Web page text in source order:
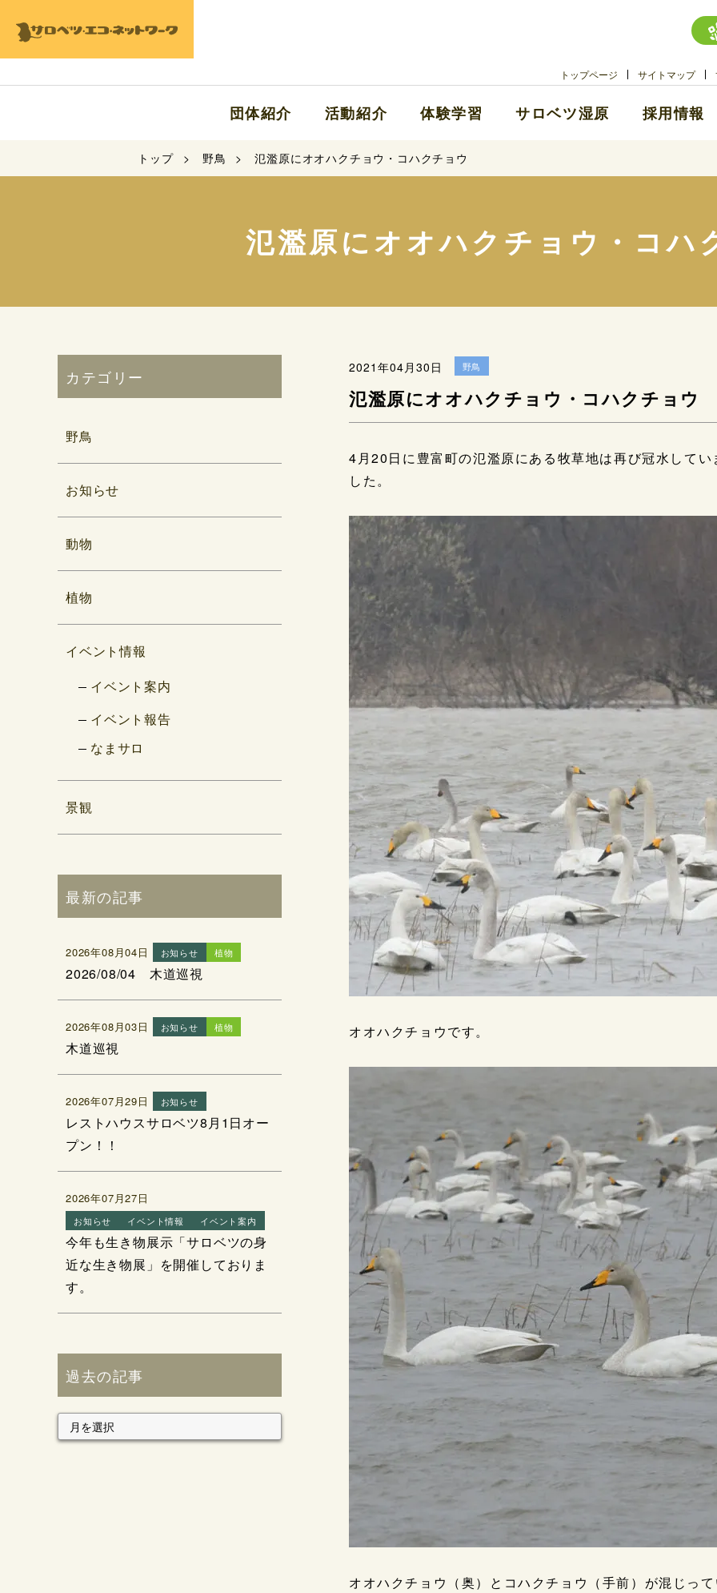
トップページ サイトマップ
団体紹介 活動紹介 体験学習 サロベツ湿原 採用情報
トップ 野鳥 氾濫原にオオハクチョウ・コハクチョウ
氾濫原にオオハクチョウ・コハ
2021年04月30日 野鳥
氾濫原にオオハクチョウ・コハクチョウ
4月20日に豊富町の氾濫原にある牧草地は再び冠水して
した。
オオハクチョウです。
オオハクチョウ（奥）とコハクチョウ（手前）が混じっ
カテゴリー
野鳥
お知らせ
動物
植物
イベント情報
イベント案内
イベント報告
なまサロ
景観
最新の記事
2026年08月04日 お知らせ 植物
2026/08/04 木道巡視
2026年08月03日 お知らせ 植物
木道巡視
2026年07月29日 お知らせ
レストハウスサロベツ8月1日オー
プン！！
2026年07月27日
お知らせ イベント情報 イベント案内
今年も生き物展示「サロベツの身
近な生き物展」を開催しておりま
す。
過去の記事